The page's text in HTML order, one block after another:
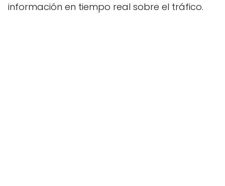
información en tiempo real sobre el tráfico.